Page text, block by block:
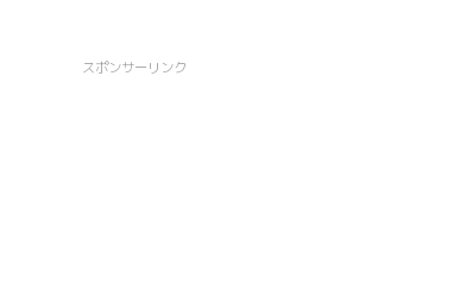
スポンサーリンク